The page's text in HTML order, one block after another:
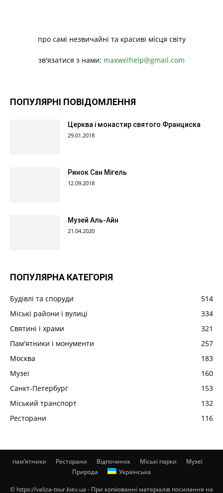
про самі незвичайні та красиві місця світу
зв'язатися з нами: maxwelhelp@gmail.com
ПОПУЛЯРНІ ПОВІДОМЛЕННЯ
Церква і монастир святого Франциска
29.01.2018
Ринок Сан Мігель
12.09.2018
Музей Аль-Айн
21.04.2020
ПОПУЛЯРНА КАТЕГОРІЯ
Будівлі та споруди
514
Міські райони і вулиці
334
Святині і храми
321
Пам'ятники і монументи
257
Москва
183
Музеї
160
Санкт-Петербург
153
Міський транспорт
132
Ресторани
116
пам’ятники Ресторани Відпочинок Міські парки
Музеї
Природа
Українська
© https://valiza-tour.kiev.ua - При копіюванні матеріалів посилання на